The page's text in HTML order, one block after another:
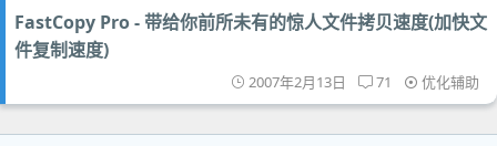
FastCopy Pro - 带给你前所未有的惊人文件拷贝速度(加快文
件复制速度)
2007年2月13日 71 优化辅助